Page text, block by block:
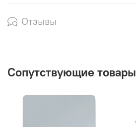
Отзывы
Сопутствующие товары